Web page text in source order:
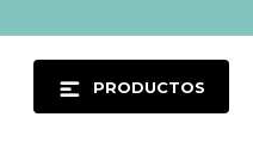
PRODUCTOS